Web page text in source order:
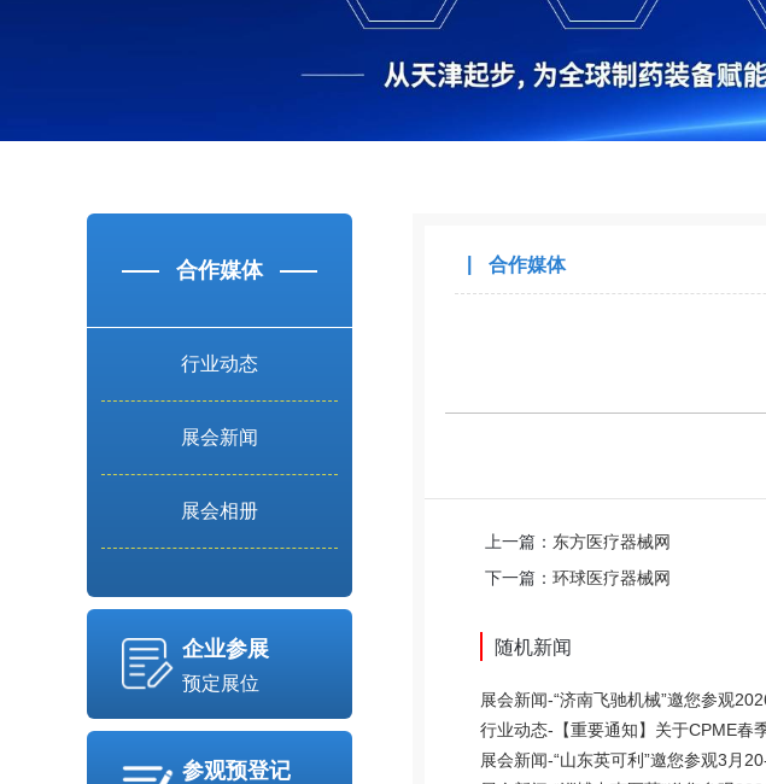
合作媒体
行业动态
展会新闻
展会相册
企业参展
预定展位
参观预登记
合作媒体
上一篇： 东方医疗器械网
下一篇： 环球医疗器械网
随机新闻
展会新闻-“济南飞驰机械”邀您参观
行业动态-【重要通知】关于CPME春
展会新闻-“山东英可利”邀您参观3月